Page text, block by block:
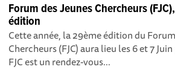
Forum des Jeunes Chercheurs
édition
Cette année, la 29ème édition du
Chercheurs (FJC) aura lieu les 6 et 7
FJC est un rendez-vous...